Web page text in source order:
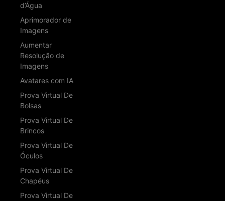
d’Água
Aprimorador de
Imagens
Aumentar
Resolução de
Imagens
Avatares com IA
Prova Virtual De
Bolsas
Prova Virtual De
Brincos
Prova Virtual De
Óculos
Prova Virtual De
Chapéus
Prova Virtual De